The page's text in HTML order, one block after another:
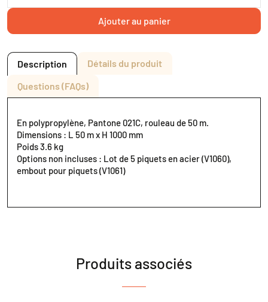
Ajouter au panier
Description
Détails du produit
Questions (FAQs)
En polypropylène, Pantone 021C, rouleau de 50 m.
Dimensions : L 50 m x H 1000 mm
Poids 3.6 kg
Options non incluses : Lot de 5 piquets en acier (V1060),
embout pour piquets (V1061)
Produits associés